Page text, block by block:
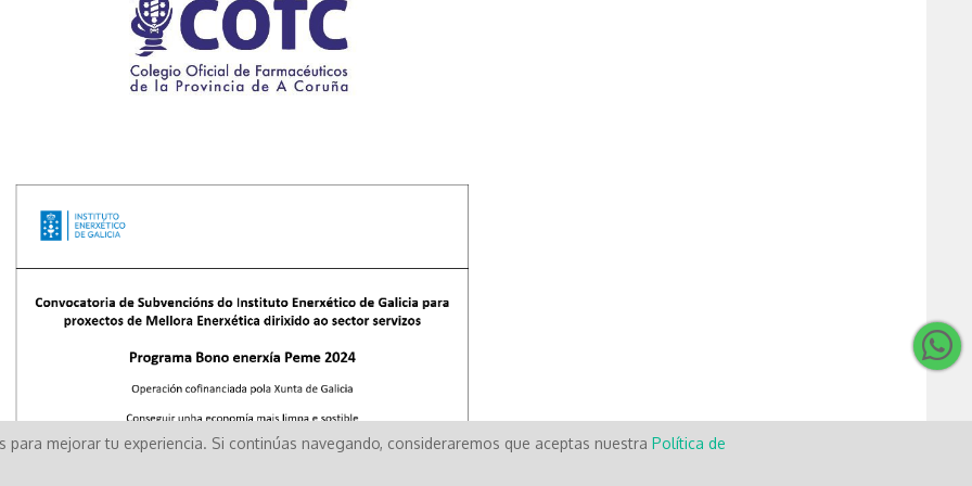
mejorar tu experiencia. Si continúas navegando, consideraremos que aceptas nuestra Política de